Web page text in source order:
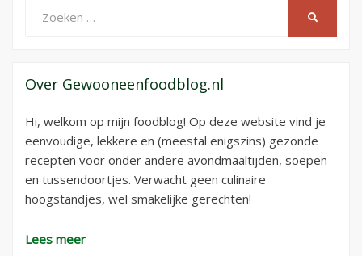
naar:
Over Gewooneenfoodblog.nl
Hi, welkom op mijn foodblog! Op deze website vind je
eenvoudige, lekkere en (meestal enigszins) gezonde
recepten voor onder andere avondmaaltijden, soepen
en tussendoortjes. Verwacht geen culinaire
hoogstandjes, wel smakelijke gerechten!
Lees meer